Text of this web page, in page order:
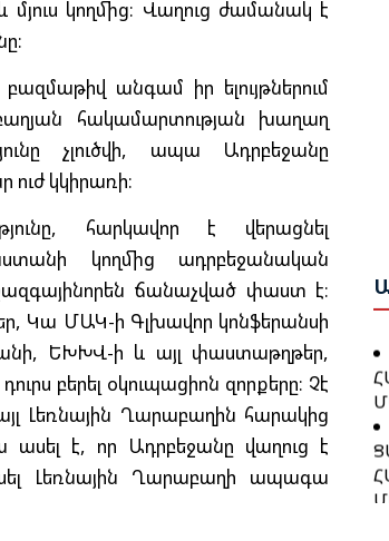
մյուս կողմից։ Վաղուց ժամանակ է
անգամ իր ելույթներում
հակամարտության խաղաղ
չլուծվի, ապա Ադրբեջանը
կկիրառի։
հարկավոր է վերացնել
կողմից ադրբեջանական
ճանաչված փաստ է։
Կա ՄԱԿ-ի Գլխավոր կոնֆերանսի
ԵԽԽՎ-ի և այլ փաստաթղթեր,
բերել օկուպացիոն զորքերը։ Չէ
Լեռնային Ղարաբաղին հարակից
ասել է, որ Ադրբեջանը վաղուց է
Լեռնային Ղարաբաղի ապագա